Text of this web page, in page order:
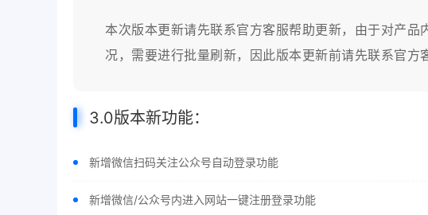
本次版本更新请先联系官方客服帮助更新，由于对产
况，需要进行批量刷新，因此版本更新前请先联系官方
3.0版本新功能：
新增微信扫码关注公众号自动登录功能
新增微信/公众号内进入网站一键注册登录功能